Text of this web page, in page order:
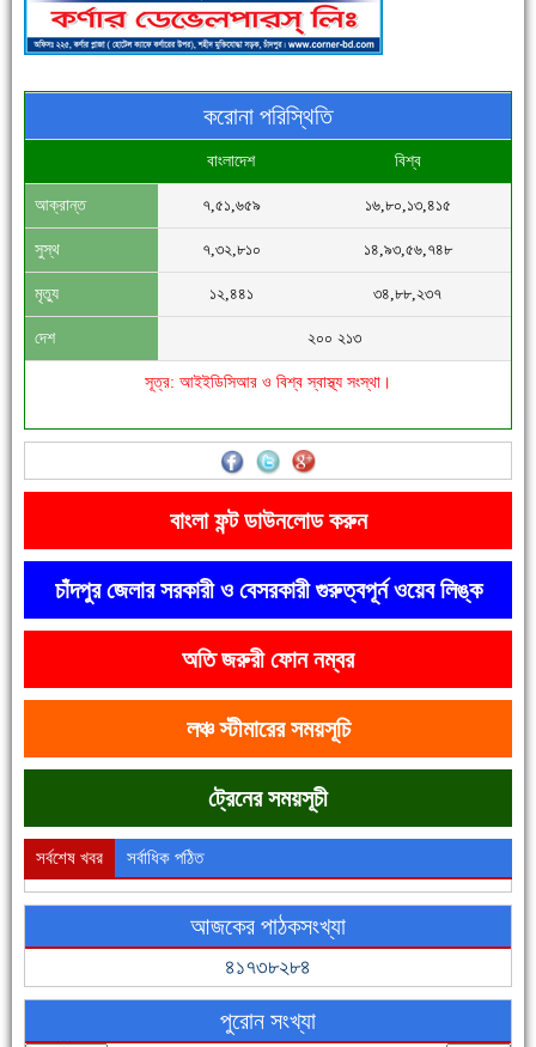
সিগমা ওয়েল ইন্ডাস্ট্রির মেকানিক ও গ্রাহক সভা
'বাংলা সাহিত্যানুরাগীরা তাঁর অবদানকে চিরকাল স্মরণ করবে'
দেশে রাস্তাঘাটসহ অনেক কিছুই হয়েছে, বাড়েনি কর্মসংস্থান
ফরিদগঞ্জের ভূমিহীন ২০ পরিবার আজ নিজের পাকা ঘরে উঠছে
করোনা পরিস্থিতি
বাংলাদেশ বিশ্ব
আক্রান্ত ৭,৫১,৬৫৯ ১৬,৮০,১৩,৪১৫
সুস্থ ৭,৩২,৮১০ ১৪,৯৩,৫৬,৭৪৮
মৃত্যু ১২,৪৪১ ৩৪,৮৮,২৩৭
দেশ ২০০ ২১৩
সূত্র: আইইডিসিআর ও বিশ্ব স্বাস্থ্য সংস্থা।
বাংলা ফন্ট ডাউনলোড করুন
চাঁদপুর জেলার সরকারী ও বেসরকারী গুরুত্বপূর্ন ওয়েব লিঙ্ক
অতি জরুরী ফোন নম্বর
লঞ্চ স্টীমারের সময়সূচি
ট্রেনের সময়সূচী
সর্বশেষ খবর সর্বাধিক পঠিত
আজকের পাঠকসংখ্যা
৪১৭৩৮২৮৪
পুরোন সংখ্যা